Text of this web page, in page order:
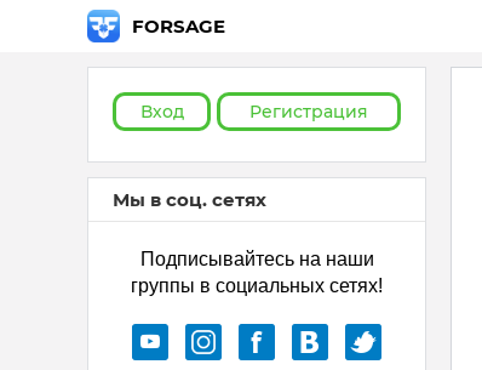
FORSAGE
Вход Регистрация
Мы в соц. сетях
Подписывайтесь на наши
группы в социальных сетях!